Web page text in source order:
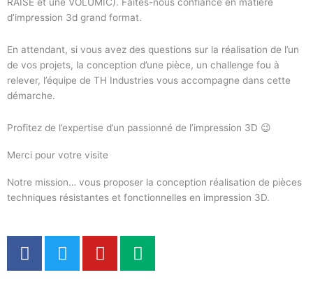
RAISE et une VOLUMIC). Faites-nous confiance en matière
d’impression 3d grand format.
En attendant, si vous avez des questions sur la réalisation de l’un
de vos projets, la conception d’une pièce, un challenge fou à
relever, l’équipe de TH Industries vous accompagne dans cette
démarche.
Profitez de l’expertise d’un passionné de l’impression 3D 😉
Merci pour votre visite
Notre mission… vous proposer la conception réalisation de pièces
techniques résistantes et fonctionnelles en impression 3D.
F
a
T
w
Y
o
M
e